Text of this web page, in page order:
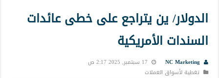
الدولار/ ين يتراجع على خطى عائدات
السندات الأمريكية
NC Marketing
17 سبتمبر, 2025 2:17 ص
تغطية لأسواق العملات